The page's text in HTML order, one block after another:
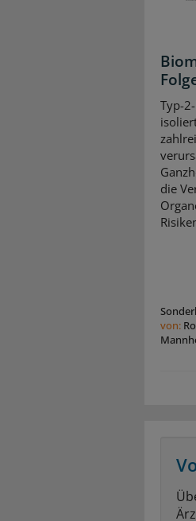
Typ-
die
von: